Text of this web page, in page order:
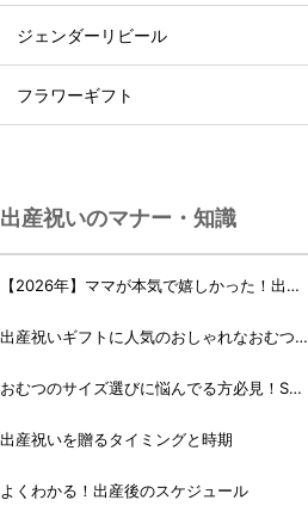
ジェンダーリビール
フラワーギフト
出産祝いのマナー・知識
【2026年】ママが本気で嬉しかった！出産
出産祝いギフトに人気のおしゃれなおむつケ
おむつのサイズ選びに悩んでる方必見！Sサ
出産祝いを贈るタイミングと時期
よくわかる！出産後のスケジュール